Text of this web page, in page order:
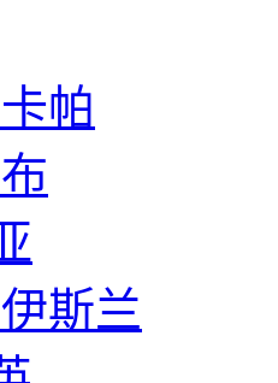
帕
斯兰